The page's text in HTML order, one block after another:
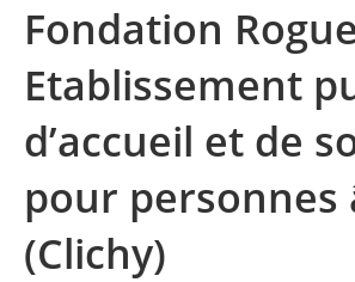
Fondation
Etablissement
d’accueil et de
pour personnes
(Clichy)